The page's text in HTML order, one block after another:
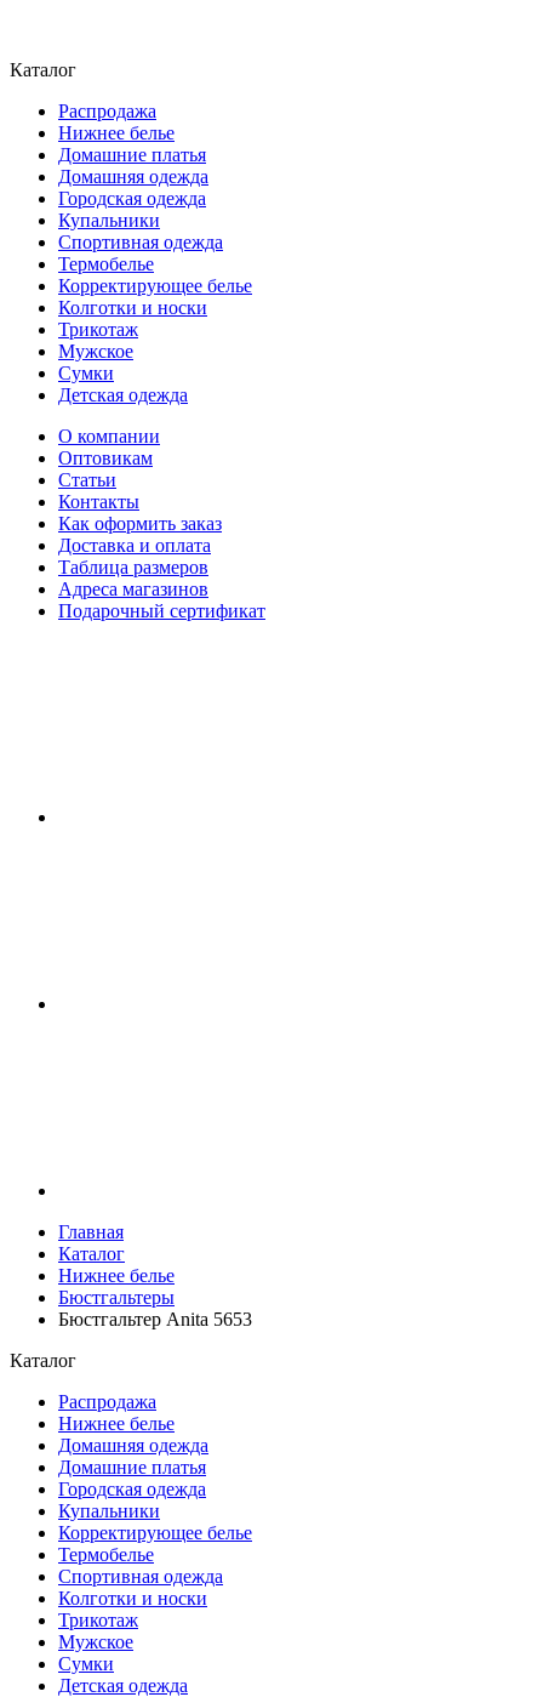
Каталог
Распродажа
Нижнее белье
Домашние платья
Домашняя одежда
Городская одежда
Купальники
Спортивная одежда
Термобелье
Корректирующее белье
Колготки и носки
Трикотаж
Мужское
Сумки
Детская одежда
О компании
Оптовикам
Статьи
Контакты
Как оформить заказ
Доставка и оплата
Таблица размеров
Адреса магазинов
Подарочный сертификат
Главная
Каталог
Нижнее белье
Бюстгальтеры
Бюстгальтер Anita 5653
Каталог
Распродажа
Нижнее белье
Домашняя одежда
Домашние платья
Городская одежда
Купальники
Корректирующее белье
Термобелье
Спортивная одежда
Колготки и носки
Трикотаж
Мужское
Сумки
Детская одежда